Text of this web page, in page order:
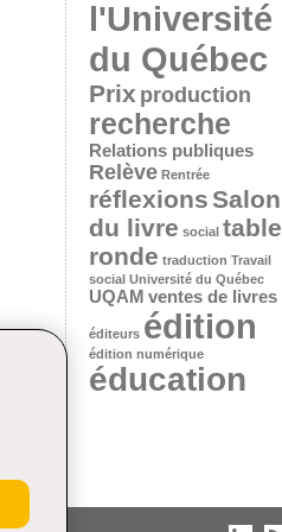
l'Université
du Québec
Prix production
recherche
Relations publiques
Relève Rentrée
réflexionsSalon
du livre social table
ronde traduction Travail
social Université du Québec
UQAM ventes de livres
éditeurs édition
édition numérique
éducation